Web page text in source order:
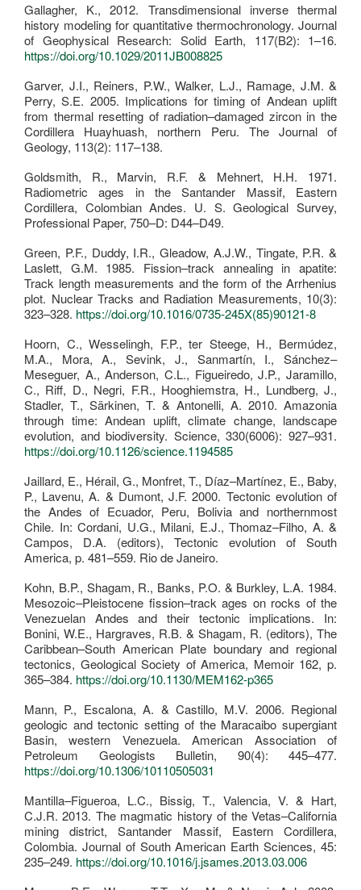
Gallagher, K., 2012. Transdimensional inverse thermal
history modeling for quantitative thermochronology. Journal
of Geophysical Research: Solid Earth, 117(B2): 1–16.
https://doi.org/10.1029/2011JB008825
Garver, J.I., Reiners, P.W., Walker, L.J., Ramage, J.M. &
Perry, S.E. 2005. Implications for timing of Andean uplift
from thermal resetting of radiation–damaged zircon in the
Cordillera Huayhuash, northern Peru. The Journal of
Geology, 113(2): 117–138.
Goldsmith, R., Marvin, R.F. & Mehnert, H.H. 1971.
Radiometric ages in the Santander Massif, Eastern
Cordillera, Colombian Andes. U. S. Geological Survey,
Professional Paper, 750–D: D44–D49.
Green, P.F., Duddy, I.R., Gleadow, A.J.W., Tingate, P.R. &
Laslett, G.M. 1985. Fission–track annealing in apatite:
Track length measurements and the form of the Arrhenius
plot. Nuclear Tracks and Radiation Measurements, 10(3):
323–328. https://doi.org/10.1016/0735-245X(85)90121-8
Hoorn, C., Wesselingh, F.P., ter Steege, H., Bermúdez,
M.A., Mora, A., Sevink, J., Sanmartín, I., Sánchez–
Meseguer, A., Anderson, C.L., Figueiredo, J.P., Jaramillo,
C., Riff, D., Negri, F.R., Hooghiemstra, H., Lundberg, J.,
Stadler, T., Särkinen, T. & Antonelli, A. 2010. Amazonia
through time: Andean uplift, climate change, landscape
evolution, and biodiversity. Science, 330(6006): 927–931.
https://doi.org/10.1126/science.1194585
Jaillard, E., Hérail, G., Monfret, T., Díaz–Martínez, E., Baby,
P., Lavenu, A. & Dumont, J.F. 2000. Tectonic evolution of
the Andes of Ecuador, Peru, Bolivia and northernmost
Chile. In: Cordani, U.G., Milani, E.J., Thomaz–Filho, A. &
Campos, D.A. (editors), Tectonic evolution of South
America, p. 481–559. Rio de Janeiro.
Kohn, B.P., Shagam, R., Banks, P.O. & Burkley, L.A. 1984.
Mesozoic–Pleistocene fission–track ages on rocks of the
Venezuelan Andes and their tectonic implications. In:
Bonini, W.E., Hargraves, R.B. & Shagam, R. (editors), The
Caribbean–South American Plate boundary and regional
tectonics, Geological Society of America, Memoir 162, p.
365–384. https://doi.org/10.1130/MEM162-p365
Mann, P., Escalona, A. & Castillo, M.V. 2006. Regional
geologic and tectonic setting of the Maracaibo supergiant
Basin, western Venezuela. American Association of
Petroleum Geologists Bulletin, 90(4): 445–477.
https://doi.org/10.1306/10110505031
Mantilla–Figueroa, L.C., Bissig, T., Valencia, V. & Hart,
C.J.R. 2013. The magmatic history of the Vetas–California
mining district, Santander Massif, Eastern Cordillera,
Colombia. Journal of South American Earth Sciences, 45:
235–249. https://doi.org/10.1016/j.jsames.2013.03.006